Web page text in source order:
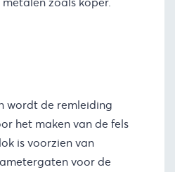
wordt de remleiding
het maken van de fels
is voorzien van
voor de